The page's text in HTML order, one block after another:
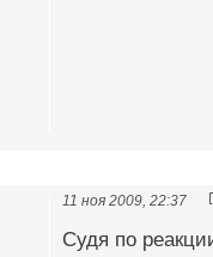
11 ноя 2009, 22:37
Судя по